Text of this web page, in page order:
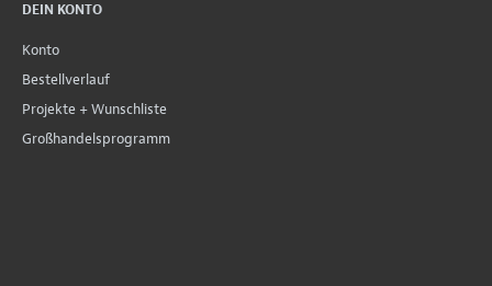
DEIN KONTO
Konto
Bestellverlauf
Projekte + Wunschliste
Großhandelsprogramm